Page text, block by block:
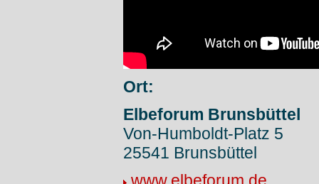
Ort:
Elbeforum Brunsbüttel
Von-Humboldt-Platz 5
25541 Brunsbüttel